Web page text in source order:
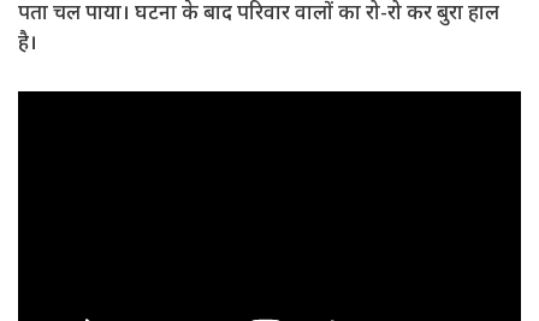
पता चल पाया। घटना के बाद परिवार वालों का रो-रो कर बुरा हाल
है।